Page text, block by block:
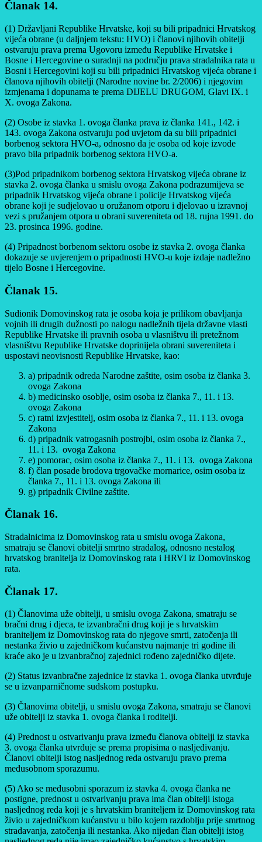
Članak 14.
(1) Državljani Republike Hrvatske, koji su bili pripadnici Hrvatskog
vijeća obrane (u daljnjem tekstu: HVO) i članovi njihovih obitelji
ostvaruju prava prema Ugovoru između Republike Hrvatske i
Bosne i Hercegovine o suradnji na području prava stradalnika rata u
Bosni i Hercegovini koji su bili pripadnici Hrvatskog vijeća obrane i
članova njihovih obitelji (Narodne novine br. 2/2006) i njegovim
izmjenama i dopunama te prema DIJELU DRUGOM, Glavi IX. i
X. ovoga Zakona.
(2) Osobe iz stavka 1. ovoga članka prava iz članka 141., 142. i
143. ovoga Zakona ostvaruju pod uvjetom da su bili pripadnici
borbenog sektora HVO-a, odnosno da je osoba od koje izvode
pravo bila pripadnik borbenog sektora HVO-a.
(3)Pod pripadnikom borbenog sektora Hrvatskog vijeća obrane iz
stavka 2. ovoga članka u smislu ovoga Zakona podrazumijeva se
pripadnik Hrvatskog vijeća obrane i policije Hrvatskog vijeća
obrane koji je sudjelovao u oružanom otporu i djelovao u izravnoj
vezi s pružanjem otpora u obrani suvereniteta od 18. rujna 1991. do
23. prosinca 1996. godine.
(4) Pripadnost borbenom sektoru osobe iz stavka 2. ovoga članka
dokazuje se uvjerenjem o pripadnosti HVO-u koje izdaje nadležno
tijelo Bosne i Hercegovine.
Članak 15.
Sudionik Domovinskog rata je osoba koja je prilikom obavljanja
vojnih ili drugih dužnosti po nalogu nadležnih tijela državne vlasti
Republike Hrvatske ili pravnih osoba u vlasništvu ili pretežnom
vlasništvu Republike Hrvatske doprinijela obrani suvereniteta i
uspostavi neovisnosti Republike Hrvatske, kao:
a) pripadnik odreda Narodne zaštite, osim osoba iz članka 3.
ovoga Zakona
b) medicinsko osoblje, osim osoba iz članka 7., 11. i 13.
ovoga Zakona
c) ratni izvjestitelj, osim osoba iz članka 7., 11. i 13. ovoga
Zakona
d) pripadnik vatrogasnih postrojbi, osim osoba iz članka 7.,
11. i 13. ovoga Zakona
e) pomorac, osim osoba iz članka 7., 11. i 13. ovoga Zakona
f) član posade brodova trgovačke mornarice, osim osoba iz
članka 7., 11. i 13. ovoga Zakona ili
g) pripadnik Civilne zaštite.
Članak 16.
Stradalnicima iz Domovinskog rata u smislu ovoga Zakona,
smatraju se članovi obitelji smrtno stradalog, odnosno nestalog
hrvatskog branitelja iz Domovinskog rata i HRVI iz Domovinskog
rata.
Članak 17.
(1) Članovima uže obitelji, u smislu ovoga Zakona, smatraju se
bračni drug i djeca, te izvanbračni drug koji je s hrvatskim
braniteljem iz Domovinskog rata do njegove smrti, zatočenja ili
nestanka živio u zajedničkom kućanstvu najmanje tri godine ili
kraće ako je u izvanbračnoj zajednici rođeno zajedničko dijete.
(2) Status izvanbračne zajednice iz stavka 1. ovoga članka utvrđuje
se u izvanparničnome sudskom postupku.
(3) Članovima obitelji, u smislu ovoga Zakona, smatraju se članovi
uže obitelji iz stavka 1. ovoga članka i roditelji.
(4) Prednost u ostvarivanju prava između članova obitelji iz stavka
3. ovoga članka utvrđuje se prema propisima o nasljeđivanju.
Članovi obitelji istog nasljednog reda ostvaruju pravo prema
međusobnom sporazumu.
(5) Ako se međusobni sporazum iz stavka 4. ovoga članka ne
postigne, prednost u ostvarivanju prava ima član obitelji istoga
nasljednog reda koji je s hrvatskim braniteljem iz Domovinskog rata
živio u zajedničkom kućanstvu u bilo kojem razdoblju prije smrtnog
stradavanja, zatočenja ili nestanka. Ako nijedan član obitelji istog